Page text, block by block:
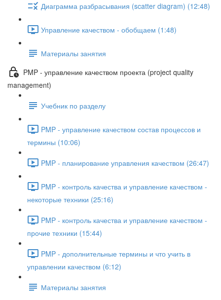
Диаграмма разбрасывания (scatter diagram) (12:48)
Управление качеством - обобщаем (1:48)
Материалы занятия
PMP - управление качеством проекта (project quality
management)
Учебник по разделу
PMP - управление качеством состав процессов и
термины (10:06)
PMP - планирование управления качеством (26:47)
PMP - контроль качества и управление качеством -
некоторые техники (25:16)
PMP - контроль качества и управление качеством -
прочие техники (15:44)
PMP - дополнительные термины и что учить в
управлении качеством (6:12)
Материалы занятия